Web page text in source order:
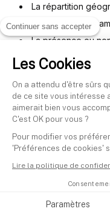
Continuer sans accepter
Les Cookies
On a attendu d'être sûrs
de ce site vous intéresse
aimerait bien vous
C'est OK pour vous ?
Pour modifier vos
'Préférences de cookies'
Lire la politique de
Paramètres
La répartition
La part d’actions
La présence ou
Le risque ne se limite
risque de concentration,
ETF
pilotée
La gestion pilotée